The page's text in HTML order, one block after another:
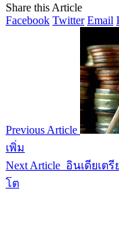
Share this Article
Facebook Twitter Email
Previous Article
เพิ่ม
Next Article อินเดียเต
โต